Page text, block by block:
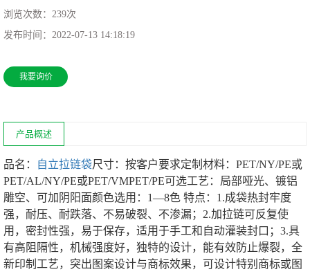
浏览次数： 239次
发布时间： 2022-07-13 14:18:19
我要询价
产品概述
品名： 自立拉链袋尺寸：按客户要求定制 材料：PET/NY/PE或
PET/AL/NY/PE或PET/VMPET/PE可选工艺：局部哑光、镀铝
雕空、可加阴阳面颜色选用：1—8色 特点：1.成袋热封牢度
强，耐压、耐跌落、不易破裂、不渗漏； 2.加拉链可反复使
用，密封性强，易于保存，适用于手工和自动灌装封口； 3.具
有高阻隔性，机械强度好，独特的设计，能有效防止爆裂，全
新印制工艺，突出图案设计与商标效果，可设计特别商标或图